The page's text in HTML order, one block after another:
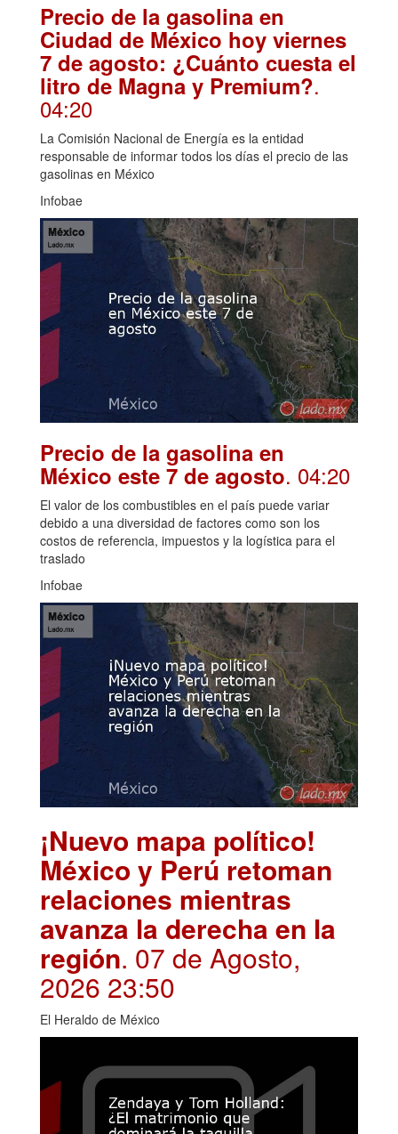
Precio de la gasolina en
Ciudad de México hoy viernes
7 de agosto: ¿Cuánto cuesta el
litro de Magna y Premium?.
04:20
La Comisión Nacional de Energía es la entidad
responsable de informar todos los días el precio de las
gasolinas en México
Infobae
Precio de la gasolina en
México este 7 de agosto. 04:20
El valor de los combustibles en el país puede variar
debido a una diversidad de factores como son los
costos de referencia, impuestos y la logística para el
traslado
Infobae
¡Nuevo mapa político!
México y Perú retoman
relaciones mientras
avanza la derecha en la
región. 07 de Agosto,
2026 23:50
El Heraldo de México